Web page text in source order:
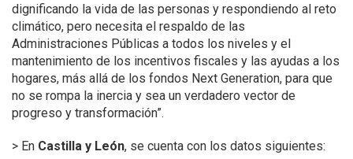
dignificando la vida de las personas y respondiendo al reto
climático, pero necesita el respaldo de las
Administraciones Públicas a todos los niveles y el
mantenimiento de los incentivos fiscales y las ayudas a los
hogares, más allá de los fondos Next Generation, para que
no se rompa la inercia y sea un verdadero vector de
progreso y transformación”.
> En Castilla y León, se cuenta con los datos siguientes: